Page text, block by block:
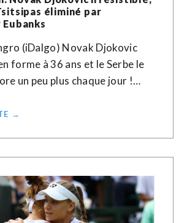
éliminé par
(iDalgo) Novak Djokovic
forme à 36 ans et le Serbe le
un peu plus chaque jour !…
→